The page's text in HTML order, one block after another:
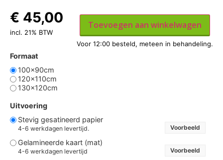
Formaat
100x90cm
120x110cm
130x120cm
Uitvoering
Stevig gesatineerd papier
4-6 werkdagen levertijd. Voorbeeld
Gelamineerde kaart (mat)
4-6 werkdagen levertijd Voorbeeld
€ 45,00
incl. 21% BTW
Toevoegen aan winkelwagen